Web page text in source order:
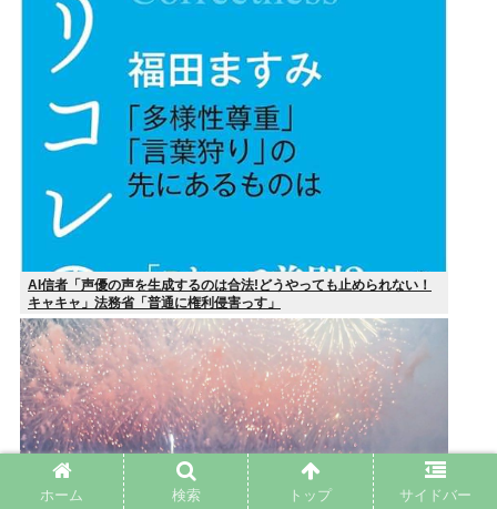
AI信者「声優の声を生成するのは合法!どうやっても止められない！
キャキャ」法務省「普通に権利侵害っす」
ホーム 検索 トップ サイドバー